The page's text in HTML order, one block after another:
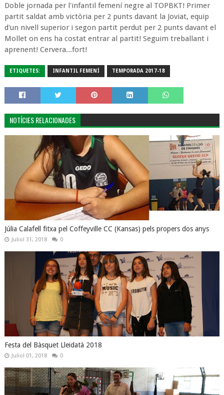
Doble jornada per l'infantil femení negre al TOPBKT! Primer
partit saldat amb victòria per 2 punts davant la Joviat, equip
d'un nivell superior i segon partit perdut per 2 punts davant el
Mollet on ens ha costat entrar al partit! Seguim treballant i
aprenent! Cervera...fort!
ETIQUETES: INFANTIL FEMENÍ TEMPORADA 2017-18
NOTÍCIES RELACIONADES
Júlia Calafell fitxa pel Coffeyville CC (Kansas) pels propers dos anys
Juliol 31, 2018 0
Festa del Bàsquet Lleidatà 2018
Juliol 01, 2018 0